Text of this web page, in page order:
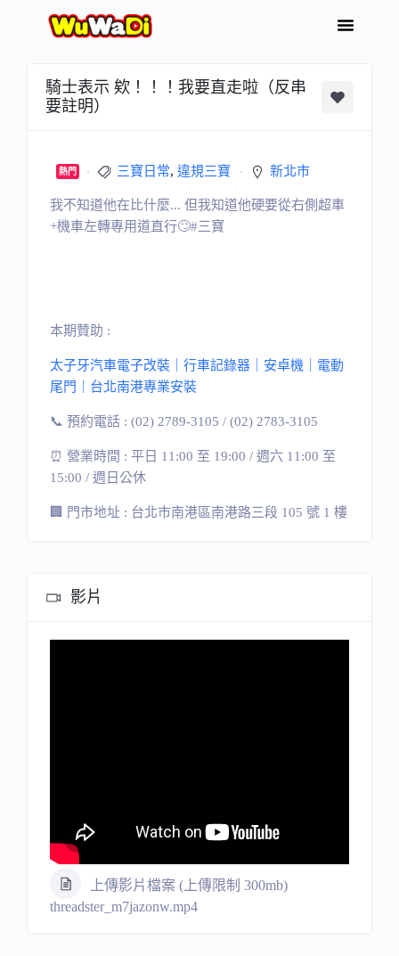
騎士表示 欸！！！我要直走啦（反串
要註明）
熱門 三寶日常, 違規三寶 新北市
我不知道他在比什麼... 但我知道他硬要從右側超車
+機車左轉專用道直行🙄#三寶
本期贊助 :
太子牙汽車電子改裝｜行車記錄器｜安卓機｜電動
尾門｜台北南港專業安裝
📞 預約電話 : (02) 2789-3105 / (02) 2783-3105
⏰ 營業時間 : 平日 11:00 至 19:00 / 週六 11:00 至
15:00 / 週日公休
🏢 門市地址 : 台北市南港區南港路三段 105 號 1 樓
影片
上傳影片檔案 (上傳限制 300mb)
threadster_m7jazonw.mp4